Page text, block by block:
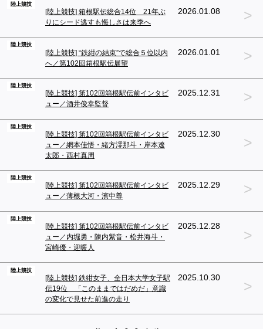
陸上競技
[陸上競技] 箱根駅伝総合14位 21年ぶ
りにシード逃すも悔しさは来季へ
2026.01.08 >
陸上競技
[陸上競技] “鉄紺の結束”で総合５位以内
へ／第102回箱根駅伝展望
2026.01.01 >
陸上競技
[陸上競技] 第102回箱根駅伝前インタビ
ュー／酒井俊幸監督
2025.12.31 >
陸上競技
[陸上競技] 第102回箱根駅伝前インタビ
ュー／網本佳悟・緒方澪那斗・岸本遼
太郎・西村真周
2025.12.30
>
陸上競技
[陸上競技] 第102回箱根駅伝前インタビ
ュー／薄根大河・濱中尊
2025.12.29 >
陸上競技
[陸上競技] 第102回箱根駅伝前インタビ
ュー／内堀勇・陳内紫音・松井海斗・
宮崎優・迎暖人
2025.12.28
>
陸上競技
[陸上競技] 鉄紺女子、全日本大学女子駅
伝19位 「このままではだめだ」意識
の変化で見せた前進の走り
2025.10.30
>